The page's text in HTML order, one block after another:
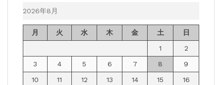
2026年8月
月 火 水 木 金 土
日
1
2
3
4 5 6 7 8
9
10
11 12 13 14 15
16